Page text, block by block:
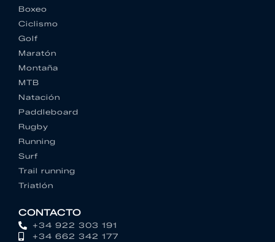
Boxeo
Ciclismo
Golf
Maratón
Montaña
MTB
Natación
Paddleboard
Rugby
Running
Surf
Trail running
Triatlón
CONTACTO
+34 922 303 191
+34 662 342 177